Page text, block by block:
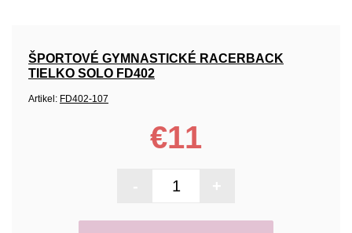
ŠPORTOVÉ GYMNASTICKÉ RACERBACK
TIELKO SOLO FD402
Artikel: FD402-107
€11